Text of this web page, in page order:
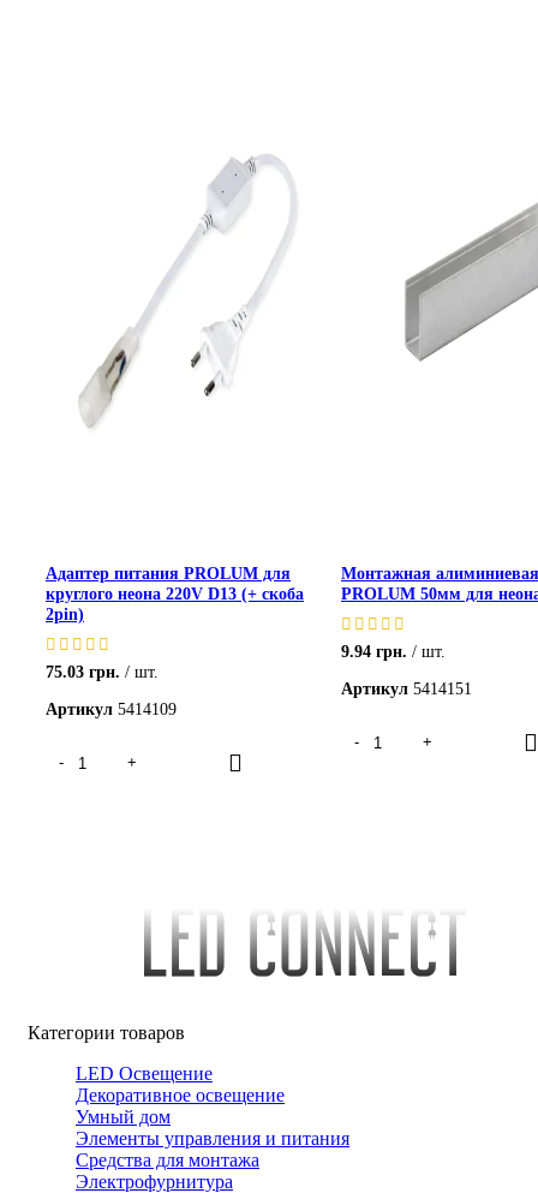
Адаптер питания PROLUM для
круглого неона 220V D13 (+ скоба
2pin)
75.03 грн.
шт.
Артикул 5414109
Монтажная
PROLUM 50мм для
9.94 грн.
шт.
Артикул 5414151
Категории товаров
LED Освещение
Декоративное освещение
Умный дом
Элементы управления и питания
Средства для монтажа
Электрофурнитура